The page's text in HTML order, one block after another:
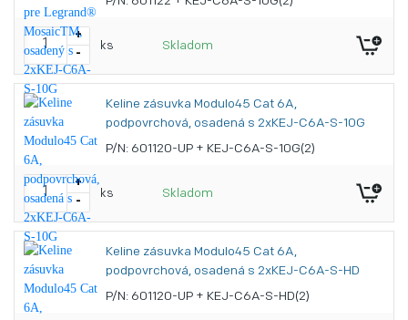
+
-
ks Skladom
Keline zásuvka Modulo45 Cat 6A,
podpovrchová, osadená s 2xKEJ-C6A-S-10G
P/N: 601120-UP + KEJ-C6A-S-10G(2)
+
-
ks Skladom
Keline zásuvka Modulo45 Cat 6A,
podpovrchová, osadená s 2xKEJ-C6A-S-HD
P/N: 601120-UP + KEJ-C6A-S-HD(2)